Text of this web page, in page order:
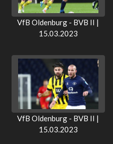
VfB Oldenburg - BVB II |
15.03.2023
VfB Oldenburg - BVB II |
15.03.2023